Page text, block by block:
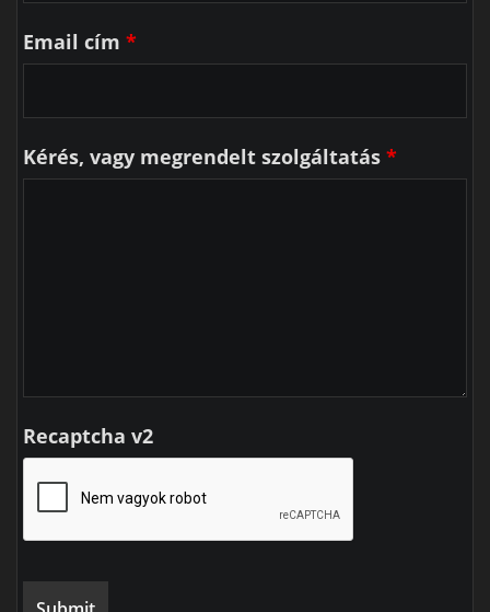
Email cím *
Kérés, vagy megrendelt szolgáltatás *
Recaptcha v2